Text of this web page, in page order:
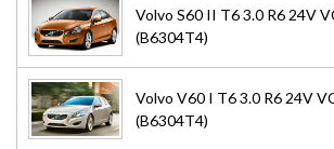
Volvo S60 II T6 3.0 R6 24V
(B6304T4)
Volvo V60 I T6 3.0 R6 24V
(B6304T4)